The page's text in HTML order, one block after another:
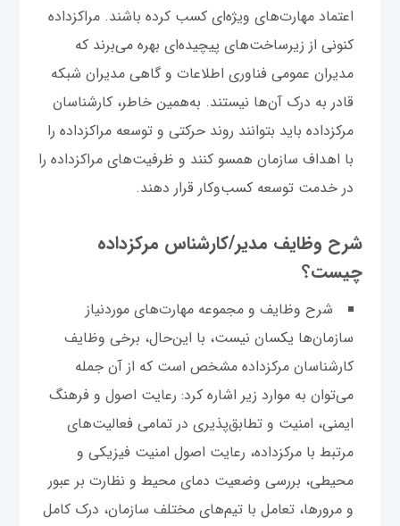
اعتماد مهارت‌های ویژه‌ای کسب کرده باشند. مراکز‌داده
کنونی از زیرساخت‌های پیچیده‌ای بهره می‌برند که
مدیران عمومی فناوری اطلاعات و گاهی مدیران شبکه
قادر به درک آن‌ها نیستند. به‌همین خاطر، کارشناسان
مرکز‌داده باید بتوانند روند حرکتی و توسعه مراکز‌داده را
با اهداف سازمان‌ همسو کنند و ظرفیت‌های مراکز‌داده را
در خدمت توسعه کسب‌‌و‌کار قرار دهند.
شرح وظایف مدیر/کارشناس مرکز‌داده
چیست؟
شرح وظایف و مجموعه مهارت‌های موردنیاز
سازمان‌ها یکسان نیست، با این‌حال، برخی وظایف
کارشناسان مرکز‌داده مشخص است که از آن جمله
می‌توان به موارد زیر اشاره کرد: رعایت اصول و فرهنگ
ایمنی، امنیت و تطابق‌پذیری در تمامی فعالیت‌های
مرتبط با مرکز‌داده، رعایت اصول امنیت فیزیکی و
محیطی، بررسی وضعیت دمای محیط و نظارت بر عبور
و مرورها، تعامل با تیم‌های مختلف سازمان، درک کامل